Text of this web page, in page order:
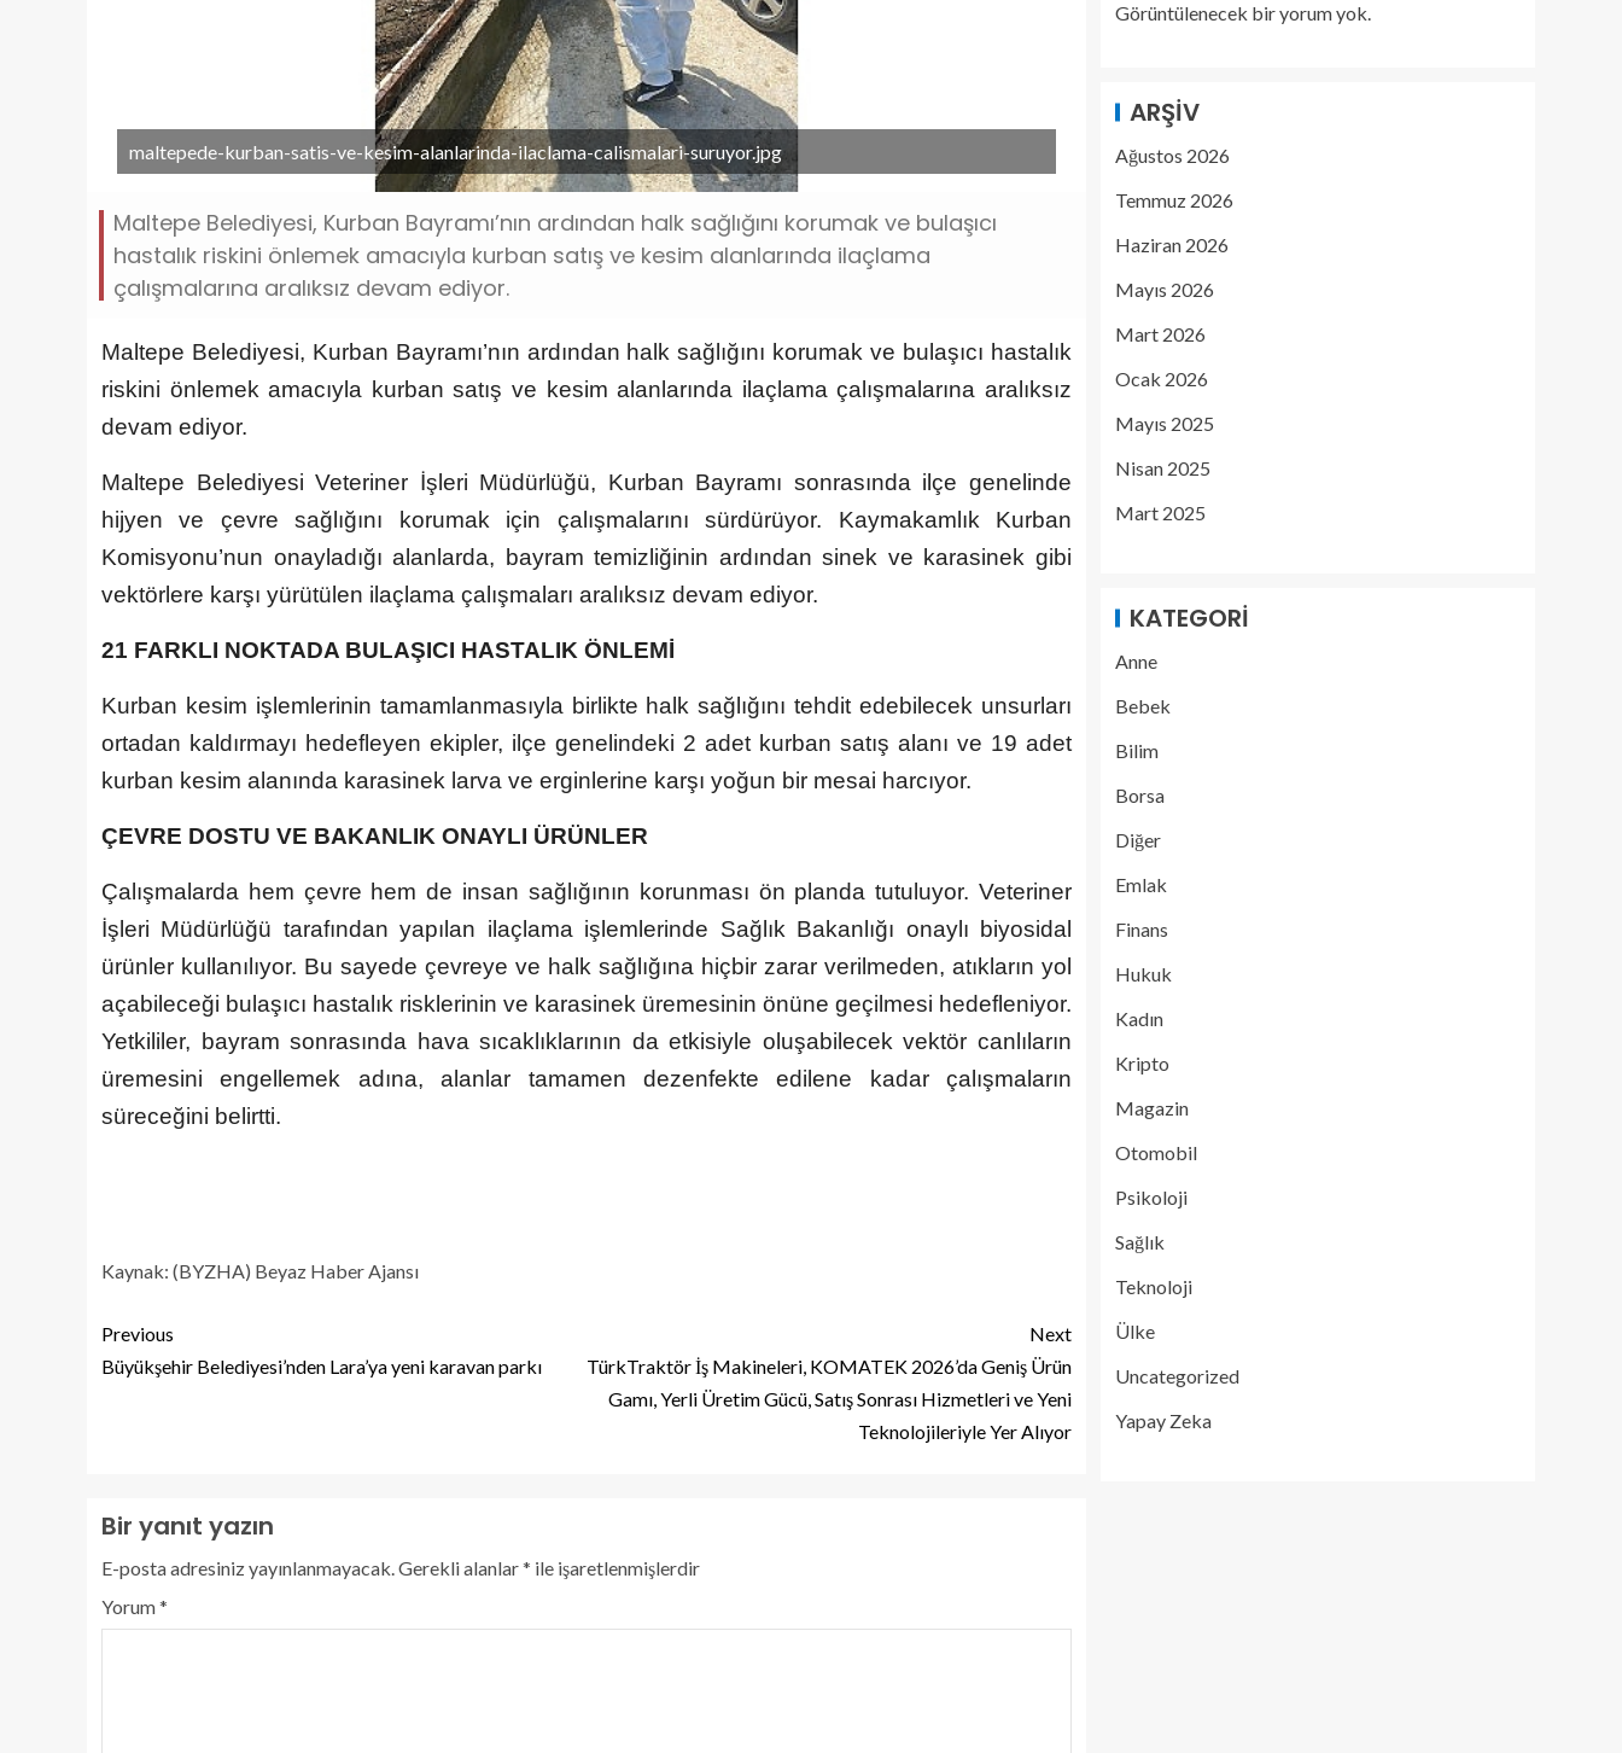
maltepede-kurban-satis-ve-kesim-alanlarinda-ilaclama-calismalari-suruyor.jpg
Maltepe Belediyesi, Kurban Bayramı’nın ardından halk sağlığını korumak ve bulaşıcı
hastalık riskini önlemek amacıyla kurban satış ve kesim alanlarında ilaçlama
çalışmalarına aralıksız devam ediyor.
Maltepe Belediyesi, Kurban Bayramı’nın ardından halk sağlığını korumak ve bulaşıcı hastalık
riskini önlemek amacıyla kurban satış ve kesim alanlarında ilaçlama çalışmalarına aralıksız
devam ediyor.
Maltepe Belediyesi Veteriner İşleri Müdürlüğü, Kurban Bayramı sonrasında ilçe genelinde
hijyen ve çevre sağlığını korumak için çalışmalarını sürdürüyor. Kaymakamlık Kurban
Komisyonu’nun onayladığı alanlarda, bayram temizliğinin ardından sinek ve karasinek gibi
vektörlere karşı yürütülen ilaçlama çalışmaları aralıksız devam ediyor.
21 FARKLI NOKTADA BULAŞICI HASTALIK ÖNLEMİ
Kurban kesim işlemlerinin tamamlanmasıyla birlikte halk sağlığını tehdit edebilecek unsurları
ortadan kaldırmayı hedefleyen ekipler, ilçe genelindeki 2 adet kurban satış alanı ve 19 adet
kurban kesim alanında karasinek larva ve erginlerine karşı yoğun bir mesai harcıyor.
ÇEVRE DOSTU VE BAKANLIK ONAYLI ÜRÜNLER
Çalışmalarda hem çevre hem de insan sağlığının korunması ön planda tutuluyor. Veteriner
İşleri Müdürlüğü tarafından yapılan ilaçlama işlemlerinde Sağlık Bakanlığı onaylı biyosidal
ürünler kullanılıyor. Bu sayede çevreye ve halk sağlığına hiçbir zarar verilmeden, atıkların yol
açabileceği bulaşıcı hastalık risklerinin ve karasinek üremesinin önüne geçilmesi hedefleniyor.
Yetkililer, bayram sonrasında hava sıcaklıklarının da etkisiyle oluşabilecek vektör canlıların
üremesini engellemek adına, alanlar tamamen dezenfekte edilene kadar çalışmaların
süreceğini belirtti.
Kaynak: (BYZHA) Beyaz Haber Ajansı
Previous
Büyükşehir Belediyesi’nden Lara’ya yeni karavan parkı
Next
TürkTraktör İş Makineleri, KOMATEK 2026’da Geniş Ürün
Gamı, Yerli Üretim Gücü, Satış Sonrası Hizmetleri ve Yeni
Teknolojileriyle Yer Alıyor
Bir yanıt yazın
E-posta adresiniz yayınlanmayacak.Gerekli alanlar* ile işaretlenmişlerdir
Yorum*
Görüntülenecek bir yorum yok.
ARŞIV
Ağustos 2026
Temmuz 2026
Haziran 2026
Mayıs 2026
Mart 2026
Ocak 2026
Mayıs 2025
Nisan 2025
Mart 2025
KATEGORI
Anne
Bebek
Bilim
Borsa
Diğer
Emlak
Finans
Hukuk
Kadın
Kripto
Magazin
Otomobil
Psikoloji
Sağlık
Teknoloji
Ülke
Uncategorized
Yapay Zeka